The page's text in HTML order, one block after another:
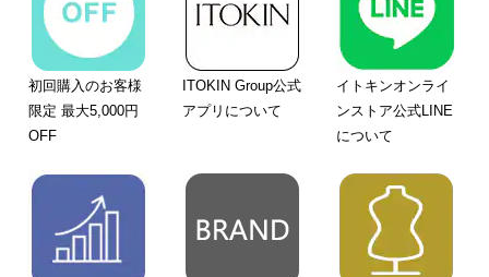
初回購入のお客様
限定 最大5,000円
OFF
ITOKIN Group公式
アプリについて
イトキンオンライ
ンストア公式LINE
について